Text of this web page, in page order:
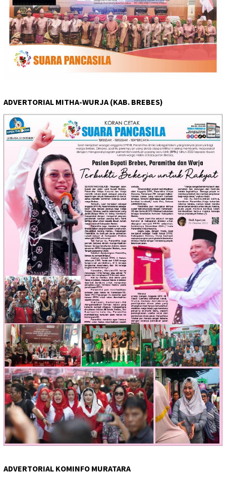
ADVERTORIAL MITHA-WURJA (KAB. BREBES)
ADVERTORIAL KOMINFO MURATARA